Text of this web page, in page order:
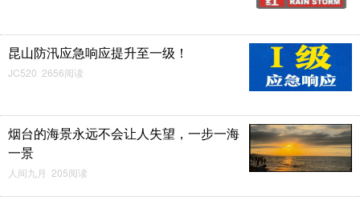
昆山防汛应急响应提升至一级！
JC520 2656阅读
烟台的海景永远不会让人失望，一步一海
一景
人间九月 205阅读